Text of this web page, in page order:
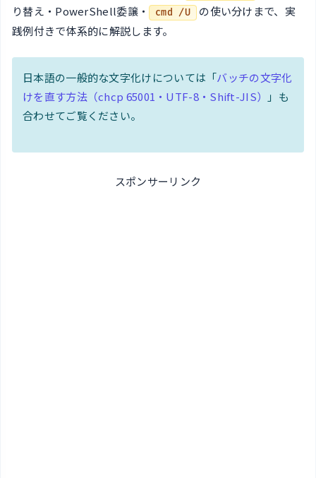
り替え・PowerShell委譲・
cmd /U の使い分けまで、実
践例付きで体系的に解説します。
日本語の一般的な文字化けについては「バッチの文字化
けを直す方法（chcp 65001・UTF-8・Shift-JIS）
」も
合わせてご覧ください。
スポンサーリンク